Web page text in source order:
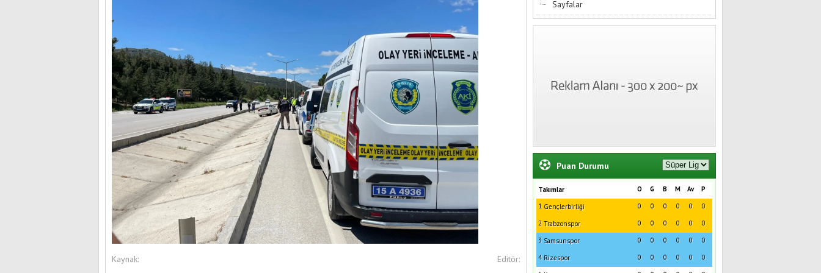
Kaynak: Editör:
Sayfalar
Puan Durumu
Takımlar P
Av
M
B
G
O
1 Gençlerbirliği 0
0
0
0
0
0
2 Trabzonspor 0
0
0
0
0
0
3 Samsunspor 0
0
0
0
0
0
4 Rizespor 0
0
0
0
0
0